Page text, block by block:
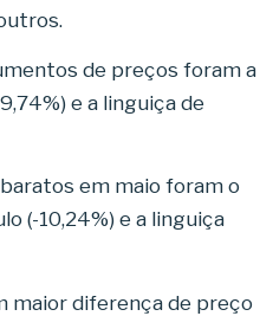
de preços foram a
e a linguiça de
em maio foram o
(-10,24%) e a linguiça
maior diferença de preço